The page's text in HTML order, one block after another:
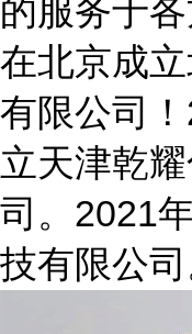
的服务于
在北京成
有限公司
立天津乾
司。2021
技有限公司